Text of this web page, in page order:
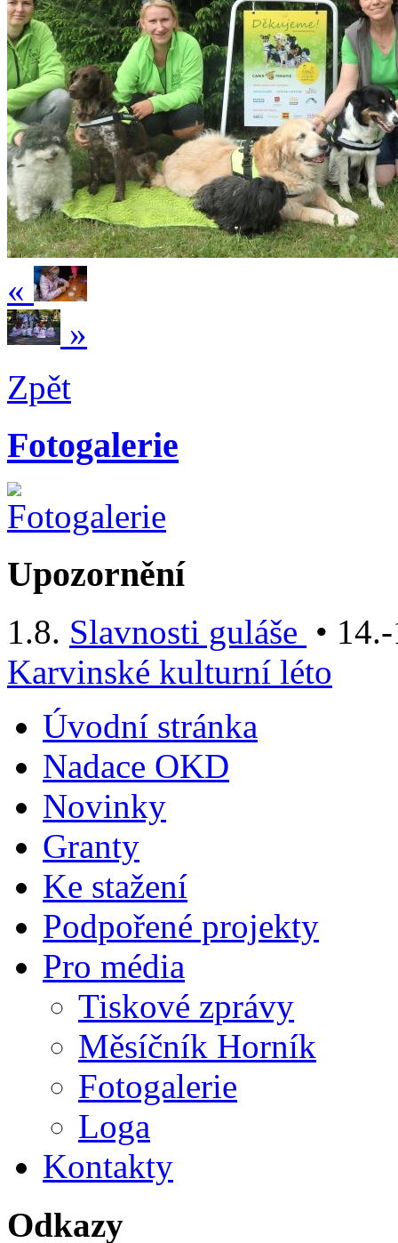
«
»
Zpět
Fotogalerie
Upozornění
1.8. Slavnosti guláše •
Karvinské kulturní léto
Úvodní stránka
Nadace OKD
Novinky
Granty
Ke stažení
Podpořené projekty
Pro média
Tiskové zprávy
Měsíčník Horník
Fotogalerie
Loga
Kontakty
Odkazy